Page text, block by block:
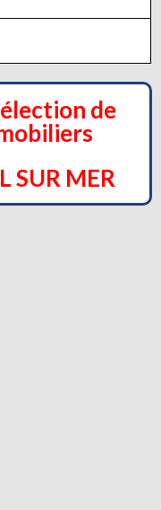
de
SUR MER